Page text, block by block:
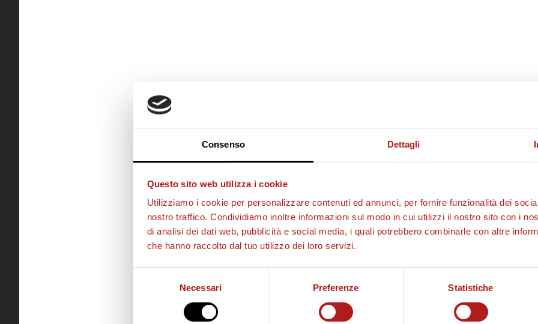
Consenso Dettagli
Questo sito web utilizza i cookie
Utilizziamo i cookie per personalizzare contenuti ed annunci, per fornire funzionalità dei
nostro traffico. Condividiamo inoltre informazioni sul modo in cui utilizzi il nostro sito con i
di analisi dei dati web, pubblicità e social media, i quali potrebbero combinarle con altre
che hanno raccolto dal tuo utilizzo dei loro servizi.
Necessari Preferenze Statistiche